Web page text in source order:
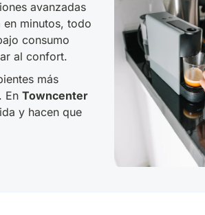
avanzadas
minutos, todo
consumo
al confort.
más
En Towncenter
y hacen que